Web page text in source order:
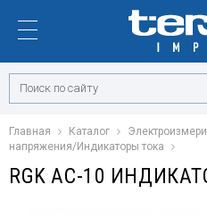
Главная Каталог
напряжения/Индикаторы тока
RGK AC-10